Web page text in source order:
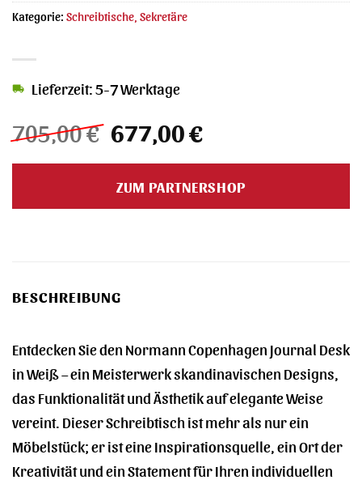
705,00€ Ursprünglicher
Preis
war:
705,00 €
677,00€Aktueller
ist:
677,00 €.
Lieferzeit: 5-7 Werktage
ZUM PARTNERSHOP
Kategorie: Schreibtische, Sekretäre
BESCHREIBUNG
Entdecken Sie den Normann Copenhagen Journal Desk
in Weiß – ein Meisterwerk skandinavischen Designs,
das Funktionalität und Ästhetik auf elegante Weise
vereint. Dieser Schreibtisch ist mehr als nur ein
Möbelstück; er ist eine Inspirationsquelle, ein Ort der
Kreativität und ein Statement für Ihren individuellen